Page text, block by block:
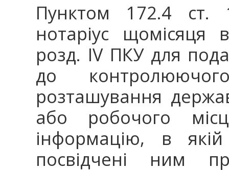
Пунктом 172.4
нотаріус щомісяця
розд. IV ПКУ для
до
розташування
або робочого
інформацію, в
посвідчені ним